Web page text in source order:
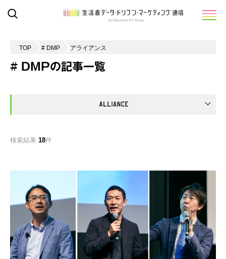
TOP # DMP アライアンス
# DMPの記事一覧
検索結果 18件